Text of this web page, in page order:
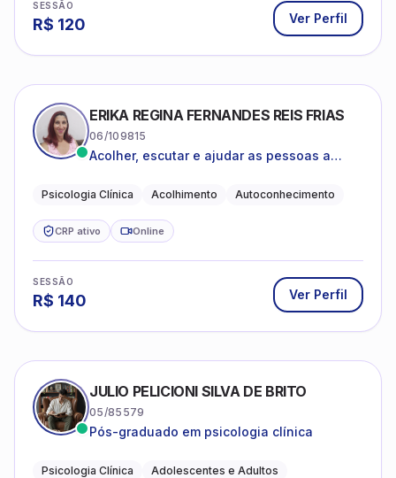
SESSÃO
R$ 120 Ver Perfil
ERIKA REGINA FERNANDES REIS FRIAS
06/109815
Acolher, escutar e ajudar as pessoas a
Psicologia Clínica Acolhimento Autoconhecimento
CRP ativo Online
SESSÃO
R$ 140 Ver Perfil
JULIO PELICIONI SILVA DE BRITO
05/85579
Pós-graduado em psicologia clínica
Psicologia Clínica
Adolescentes e Adultos